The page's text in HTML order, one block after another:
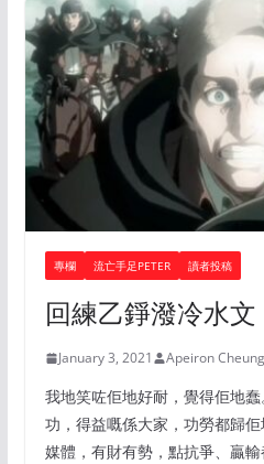
專欄 流亡手足PETER 讀者投稿
回練乙錚潑冷水
January 3, 2021 Apeiron Cheung
我地笑咗佢地好耐，覺得佢地
功，得益嘅係大家，功勞都歸
媒體，有財有勢，點抗爭、贏輸